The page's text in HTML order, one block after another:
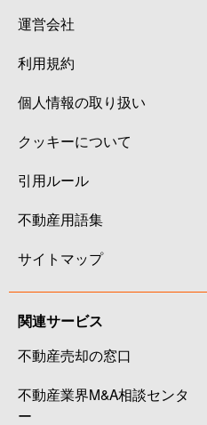
運営会社
利用規約
個人情報の取り扱い
クッキーについて
引用ルール
不動産用語集
サイトマップ
関連サービス
不動産売却の窓口
不動産業界M&A相談センタ
ー